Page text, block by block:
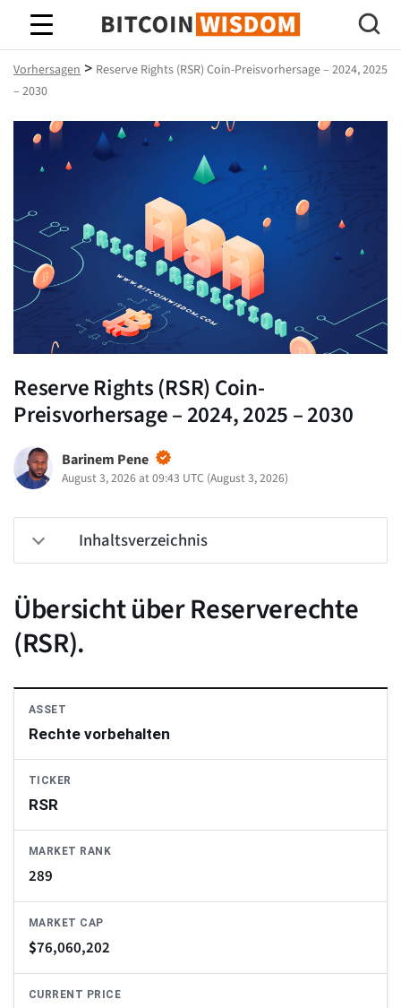
Bitcoin-Weisheit
Vorhersagen > Reserve Rights (RSR) Coin-Preisvorhersage – 2024, 2025
– 2030
Reserve Rights (RSR) Coin-
Preisvorhersage – 2024, 2025 – 2030
Barinem Pene
August 3, 2026 at 09:43 UTC (August 3, 2026)
Inhaltsverzeichnis
Übersicht über Reserverechte
(RSR).
ASSET
Rechte vorbehalten
TICKER
RSR
MARKET RANK
289
MARKET CAP
$76,060,202
CURRENT PRICE